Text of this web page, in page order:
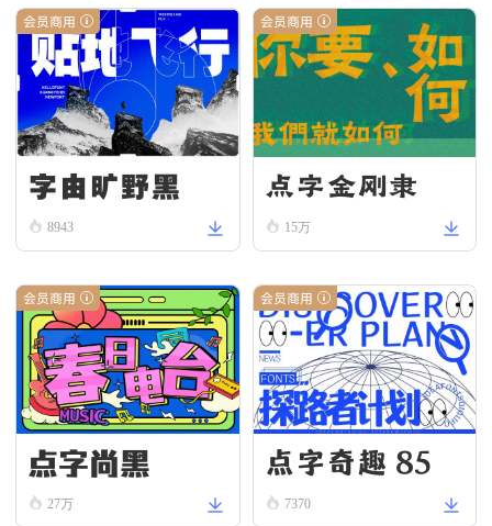
会员商用
字由旷野黑
8943
会员商用
点字金刚隶
15万
会员商用
点字尚黑
27万
会员商用
点字奇趣 85
7370